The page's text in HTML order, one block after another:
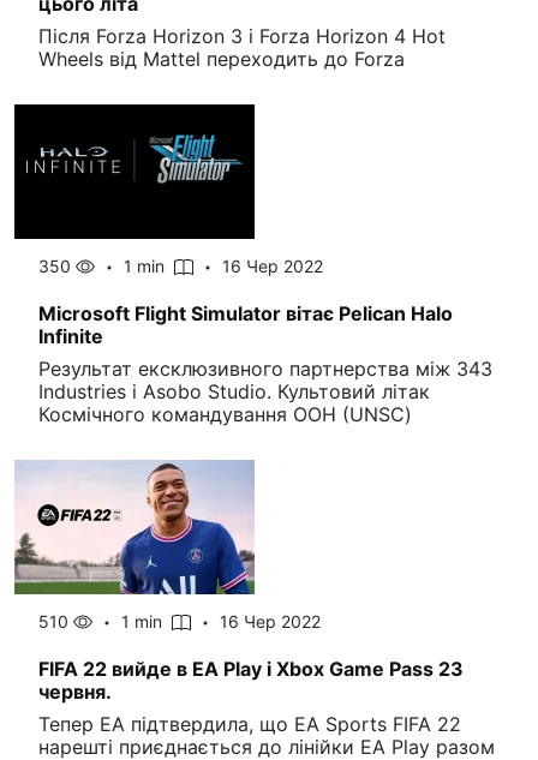
Після Forza Horizon 3 і Forza Horizon 4 Hot
Wheels від Mattel переходить до Forza
350 1 min 16 Чер 2022
Microsoft Flight Simulator вітає Pelican Halo
Infinite
Результат ексклюзивного партнерства між 343
Industries і Asobo Studio. Культовий літак
Космічного командування ООН (UNSC)
510 1 min 16 Чер 2022
FIFA 22 вийде в EA Play і Xbox Game Pass 23
червня.
Тепер EA підтвердила, що EA Sports FIFA 22
нарешті приєднається до лінійки EA Play разом